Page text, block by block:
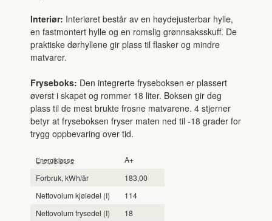
Interiør: Interiøret består av en høydejusterbar hylle,
en fastmontert hylle og en romslig grønnsaksskuff. De
praktiske dørhyllene gir plass til flasker og mindre
matvarer.
Fryseboks: Den integrerte fryseboksen er plassert
øverst i skapet og rommer 18 liter. Boksen gir deg
plass til de mest brukte frosne matvarene. 4 stjerner
betyr at fryseboksen fryser maten ned til -18 grader for
trygg oppbevaring over tid.
Energiklasse
A+
Forbruk, kWh/år
183,00
Nettovolum kjøledel (I)
114
Nettovolum frysedel (I)
18